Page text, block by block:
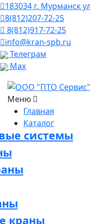
183034 г. Мурманск
8(812)207-72-25
8(812)917-72-25
info@kran-spb.ru
Телеграм
Max
Меню
Главная
Каталог
системы
краны